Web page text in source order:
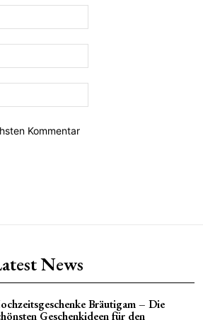
Kommentar
News
Bräutigam – Die
Geschenkideen für den